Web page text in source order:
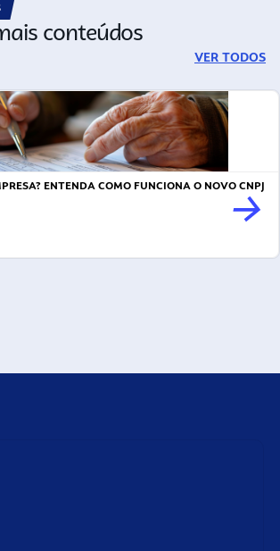
conteúdos
VER TODOS
ENTENDA COMO FUNCIONA O NOVO CNPJ